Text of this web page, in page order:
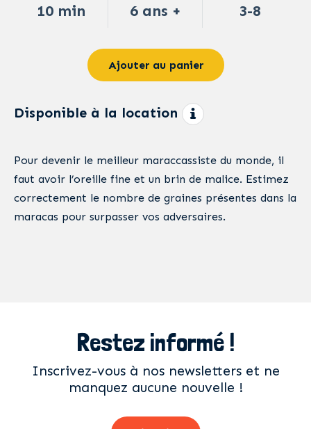
10 min 6 ans + 3-8
Ajouter au panier
Disponible à la location
Pour devenir le meilleur maraccassiste du monde, il
faut avoir l’oreille fine et un brin de malice. Estimez
correctement le nombre de graines présentes dans la
maracas pour surpasser vos adversaires.
Restez informé !
Inscrivez-vous à nos newsletters et ne
manquez aucune nouvelle !